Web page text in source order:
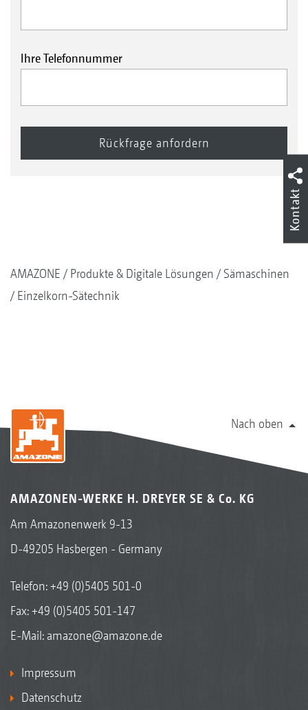
Baumwolle
Ihre Telefonnummer
AMAZONE Produkte & Digitale Lösungen
Sämaschinen
Einzelkorn-Sätechnik
Nach oben
AMAZONEN-WERKE H. DREYER SE & Co. KG
Am Amazonenwerk 9-13
D-49205 Hasbergen - Germany
Telefon:+49 (0)5405 501-0
Fax: +49 (0)5405 501-147
E-Mail: amazone@amazone.de
Impressum
Datenschutz
Kontakt